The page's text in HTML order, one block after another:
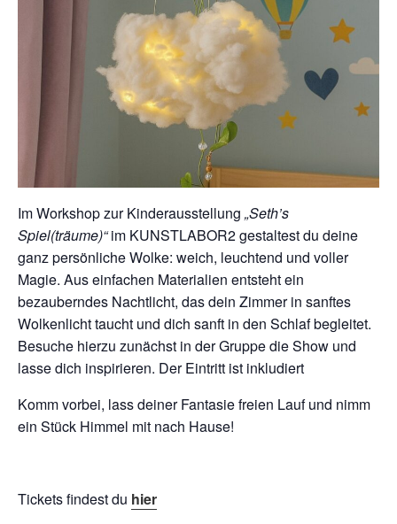
Im Workshop zur Kinderausstellung „Seth’s
Spiel(träume)“im KUNSTLABOR2 gestaltest du deine
ganz persönliche Wolke: weich, leuchtend und voller
Magie. Aus einfachen Materialien entsteht ein
bezauberndes Nachtlicht, das dein Zimmer in sanftes
Wolkenlicht taucht und dich sanft in den Schlaf begleitet.
Besuche hierzu zunächst in der Gruppe die Show und
lasse dich inspirieren. Der Eintritt ist inkludiert
Komm vorbei, lass deiner Fantasie freien Lauf und nimm
ein Stück Himmel mit nach Hause!
Tickets findest du hier